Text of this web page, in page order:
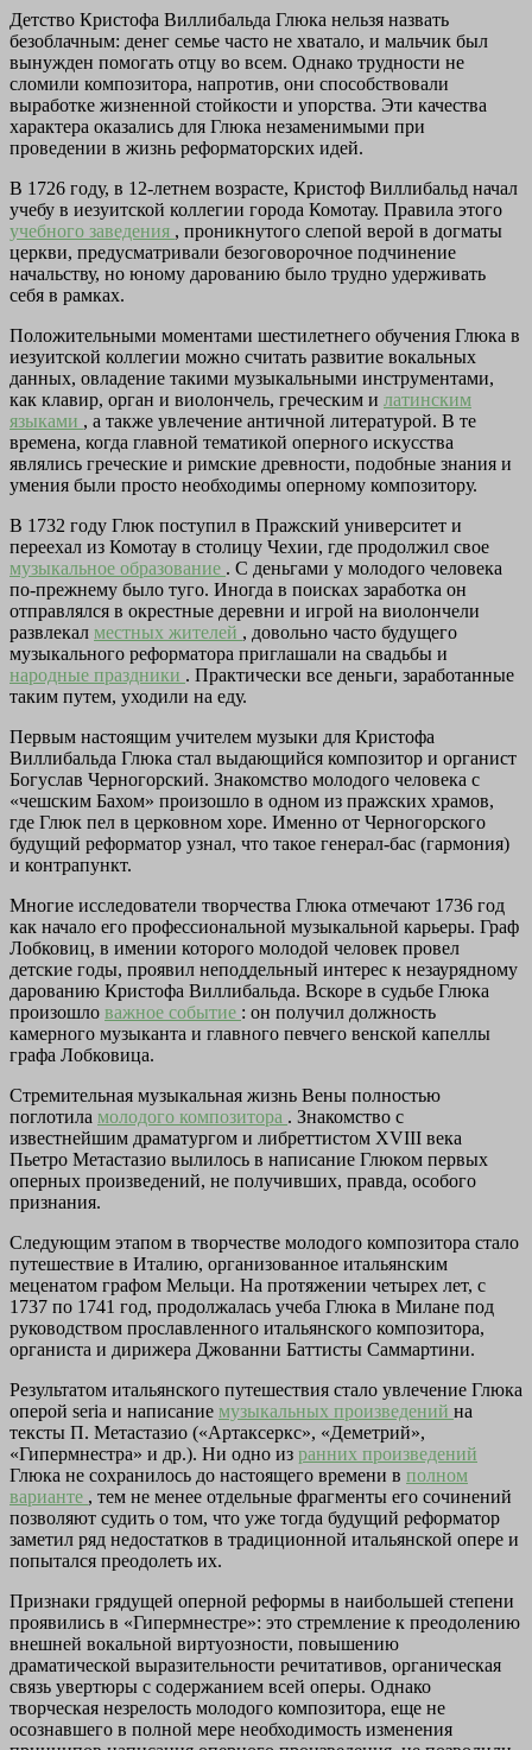
Детство Кристофа Виллибальда Глюка нельзя назвать
безоблачным: денег семье часто не хватало, и мальчик был
вынужден помогать отцу во всем. Однако трудности не
сломили композитора, напротив, они способствовали
выработке жизненной стойкости и упорства. Эти качества
характера оказались для Глюка незаменимыми при
проведении в жизнь реформаторских идей.
В 1726 году, в 12-летнем возрасте, Кристоф Виллибальд начал
учебу в иезуитской коллегии города Комотау. Правила этого
учебного заведения , проникнутого слепой верой в догматы
церкви, предусматривали безоговорочное подчинение
начальству, но юному дарованию было трудно удерживать
себя в рамках.
Положительными моментами шестилетнего обучения Глюка в
иезуитской коллегии можно считать развитие вокальных
данных, овладение такими музыкальными инструментами,
как клавир, орган и виолончель, греческим и латинским
языками , а также увлечение античной литературой. В те
времена, когда главной тематикой оперного искусства
являлись греческие и римские древности, подобные знания и
умения были просто необходимы оперному композитору.
В 1732 году Глюк поступил в Пражский университет и
переехал из Комотау в столицу Чехии, где продолжил свое
музыкальное образование . С деньгами у молодого человека
по-прежнему было туго. Иногда в поисках заработка он
отправлялся в окрестные деревни и игрой на виолончели
развлекал местных жителей , довольно часто будущего
музыкального реформатора приглашали на свадьбы и
народные праздники . Практически все деньги, заработанные
таким путем, уходили на еду.
Первым настоящим учителем музыки для Кристофа
Виллибальда Глюка стал выдающийся композитор и органист
Богуслав Черногорский. Знакомство молодого человека с
«чешским Бахом» произошло в одном из пражских храмов,
где Глюк пел в церковном хоре. Именно от Черногорского
будущий реформатор узнал, что такое генерал-бас (гармония)
и контрапункт.
Многие исследователи творчества Глюка отмечают 1736 год
как начало его профессиональной музыкальной карьеры. Граф
Лобковиц, в имении которого молодой человек провел
детские годы, проявил неподдельный интерес к незаурядному
дарованию Кристофа Виллибальда. Вскоре в судьбе Глюка
произошло важное событие : он получил должность
камерного музыканта и главного певчего венской капеллы
графа Лобковица.
Стремительная музыкальная жизнь Вены полностью
поглотила молодого композитора . Знакомство с
известнейшим драматургом и либреттистом XVIII века
Пьетро Метастазио вылилось в написание Глюком первых
оперных произведений, не получивших, правда, особого
признания.
Следующим этапом в творчестве молодого композитора стало
путешествие в Италию, организованное итальянским
меценатом графом Мельци. На протяжении четырех лет, с
1737 по 1741 год, продолжалась учеба Глюка в Милане под
руководством прославленного итальянского композитора,
органиста и дирижера Джованни Баттисты Саммартини.
Результатом итальянского путешествия стало увлечение Глюка
оперой seria и написание музыкальных произведений на
тексты П. Метастазио («Артаксеркс», «Деметрий»,
«Гипермнестра» и др.). Ни одно из ранних произведений
Глюка не сохранилось до настоящего времени в полном
варианте , тем не менее отдельные фрагменты его сочинений
позволяют судить о том, что уже тогда будущий реформатор
заметил ряд недостатков в традиционной итальянской опере и
попытался преодолеть их.
Признаки грядущей оперной реформы в наибольшей степени
проявились в «Гипермнестре»: это стремление к преодолению
внешней вокальной виртуозности, повышению
драматической выразительности речитативов, органическая
связь увертюры с содержанием всей оперы. Однако
творческая незрелость молодого композитора, еще не
осознавшего в полной мере необходимость изменения